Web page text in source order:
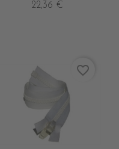
22,36 €
favorite_border